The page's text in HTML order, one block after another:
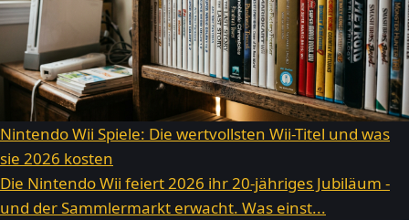
Nintendo Wii Spiele: Die wertvollsten Wii-Titel und was
sie 2026 kosten
Die Nintendo Wii feiert 2026 ihr 20-jähriges Jubiläum -
und der Sammlermarkt erwacht. Was einst...